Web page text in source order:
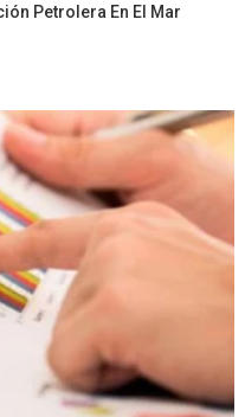
Petrolera En El Mar